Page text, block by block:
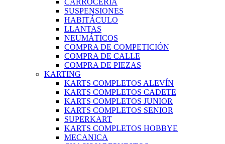
CARROCERÍA
SUSPENSIONES
HABITÁCULO
LLANTAS
NEUMÁTICOS
COMPRA DE COMPETICIÓN
COMPRA DE CALLE
COMPRA DE PIEZAS
KARTING
KARTS COMPLETOS ALEVÍN
KARTS COMPLETOS CADETE
KARTS COMPLETOS JUNIOR
KARTS COMPLETOS SENIOR
SUPERKART
KARTS COMPLETOS HOBBYE
MECANICA